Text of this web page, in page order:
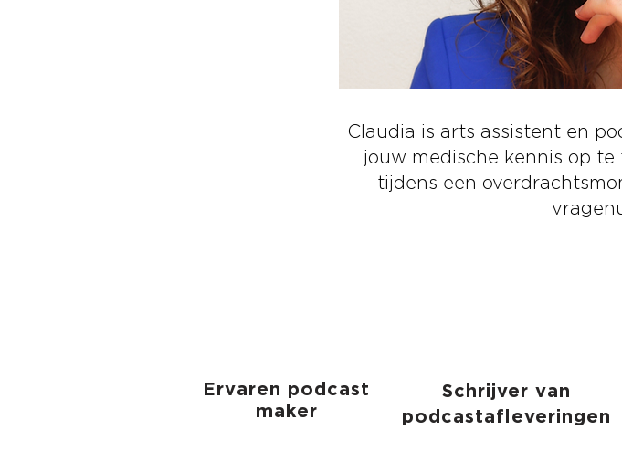
Claudia is arts assistent en
jouw medische kennis op
tijdens een
Ervaren podcast
maker
Schrijver van
podcastafleveringen